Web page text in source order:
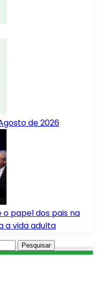
de 2026
papel dos pais na
a vida adulta